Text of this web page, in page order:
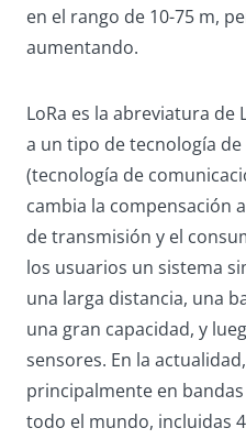
en el rango de 10-75 m,
aumentando.
LoRa es la abreviatura de
a un tipo de tecnología
(tecnología de
cambia la compensación
de transmisión y el
los usuarios un sistema
una larga distancia, una
una gran capacidad, y
sensores. En la
principalmente en
todo el mundo, incluidas